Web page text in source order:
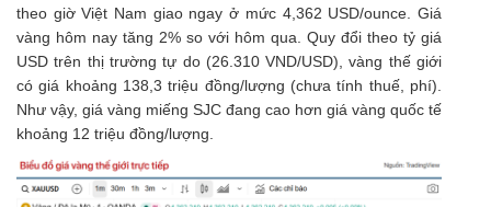
theo giờ Việt Nam giao ngay ở mức 4,362 USD/ounce. Giá
vàng hôm nay tăng 2% so với hôm qua. Quy đổi theo tỷ giá
USD trên thị trường tự do (26.310 VND/USD), vàng thế giới
có giá khoảng 138,3 triệu đồng/lượng (chưa tính thuế, phí).
Như vậy, giá vàng miếng SJC đang cao hơn giá vàng quốc tế
khoảng 12 triệu đồng/lượng.